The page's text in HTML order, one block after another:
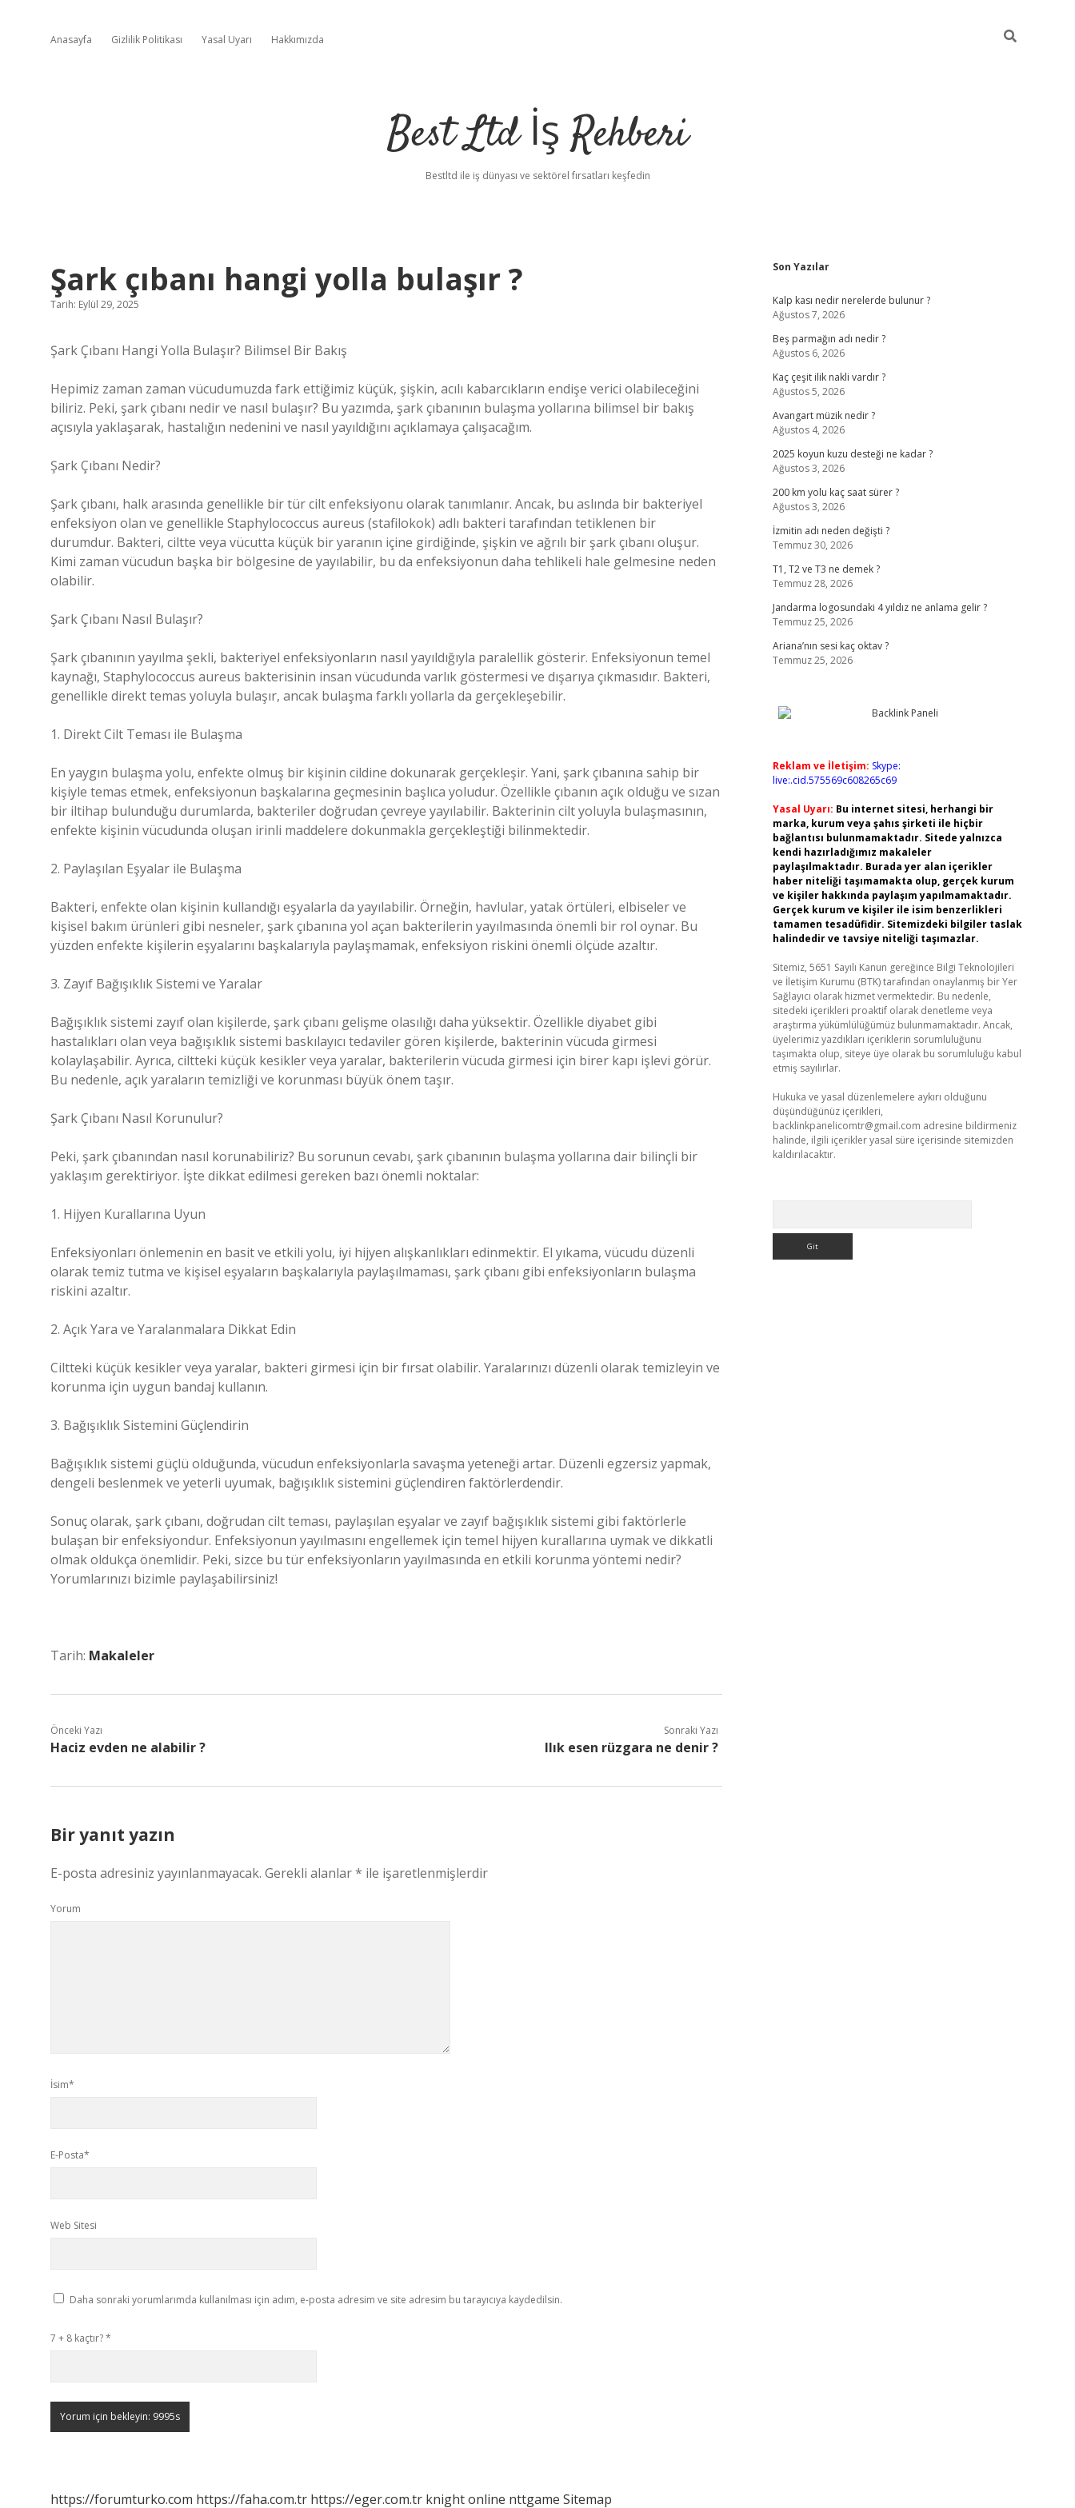
Anasayfa Gizlilik Politikası Yasal Uyarı Hakkımızda
Best Ltd İş Rehberi
Bestltd ile iş dünyası ve sektörel fırsatları keşfedin
Şark çıbanı hangi yolla bulaşır ?
Tarih: Eylül 29, 2025
Şark Çıbanı Hangi Yolla Bulaşır? Bilimsel Bir Bakış
Hepimiz zaman zaman vücudumuzda fark ettiğimiz küçük, şişkin, acılı kabarcıkların endişe verici olabileceğini
biliriz. Peki, şark çıbanı nedir ve nasıl bulaşır? Bu yazımda, şark çıbanının bulaşma yollarına bilimsel bir bakış
açısıyla yaklaşarak, hastalığın nedenini ve nasıl yayıldığını açıklamaya çalışacağım.
Şark Çıbanı Nedir?
Şark çıbanı, halk arasında genellikle bir tür cilt enfeksiyonu olarak tanımlanır. Ancak, bu aslında bir bakteriyel
enfeksiyon olan ve genellikle Staphylococcus aureus (stafilokok) adlı bakteri tarafından tetiklenen bir
durumdur. Bakteri, ciltte veya vücutta küçük bir yaranın içine girdiğinde, şişkin ve ağrılı bir şark çıbanı oluşur.
Kimi zaman vücudun başka bir bölgesine de yayılabilir, bu da enfeksiyonun daha tehlikeli hale gelmesine neden
olabilir.
Şark Çıbanı Nasıl Bulaşır?
Şark çıbanının yayılma şekli, bakteriyel enfeksiyonların nasıl yayıldığıyla paralellik gösterir. Enfeksiyonun temel
kaynağı, Staphylococcus aureus bakterisinin insan vücudunda varlık göstermesi ve dışarıya çıkmasıdır. Bakteri,
genellikle direkt temas yoluyla bulaşır, ancak bulaşma farklı yollarla da gerçekleşebilir.
1. Direkt Cilt Teması ile Bulaşma
En yaygın bulaşma yolu, enfekte olmuş bir kişinin cildine dokunarak gerçekleşir. Yani, şark çıbanına sahip bir
kişiyle temas etmek, enfeksiyonun başkalarına geçmesinin başlıca yoludur. Özellikle çıbanın açık olduğu ve sızan
bir iltihap bulunduğu durumlarda, bakteriler doğrudan çevreye yayılabilir. Bakterinin cilt yoluyla bulaşmasının,
enfekte kişinin vücudunda oluşan irinli maddelere dokunmakla gerçekleştiği bilinmektedir.
2. Paylaşılan Eşyalar ile Bulaşma
Bakteri, enfekte olan kişinin kullandığı eşyalarla da yayılabilir. Örneğin, havlular, yatak örtüleri, elbiseler ve
kişisel bakım ürünleri gibi nesneler, şark çıbanına yol açan bakterilerin yayılmasında önemli bir rol oynar. Bu
yüzden enfekte kişilerin eşyalarını başkalarıyla paylaşmamak, enfeksiyon riskini önemli ölçüde azaltır.
3. Zayıf Bağışıklık Sistemi ve Yaralar
Bağışıklık sistemi zayıf olan kişilerde, şark çıbanı gelişme olasılığı daha yüksektir. Özellikle diyabet gibi
hastalıkları olan veya bağışıklık sistemi baskılayıcı tedaviler gören kişilerde, bakterinin vücuda girmesi
kolaylaşabilir. Ayrıca, ciltteki küçük kesikler veya yaralar, bakterilerin vücuda girmesi için birer kapı işlevi görür.
Bu nedenle, açık yaraların temizliği ve korunması büyük önem taşır.
Şark Çıbanı Nasıl Korunulur?
Peki, şark çıbanından nasıl korunabiliriz? Bu sorunun cevabı, şark çıbanının bulaşma yollarına dair bilinçli bir
yaklaşım gerektiriyor. İşte dikkat edilmesi gereken bazı önemli noktalar:
1. Hijyen Kurallarına Uyun
Enfeksiyonları önlemenin en basit ve etkili yolu, iyi hijyen alışkanlıkları edinmektir. El yıkama, vücudu düzenli
olarak temiz tutma ve kişisel eşyaların başkalarıyla paylaşılmaması, şark çıbanı gibi enfeksiyonların bulaşma
riskini azaltır.
2. Açık Yara ve Yaralanmalara Dikkat Edin
Ciltteki küçük kesikler veya yaralar, bakteri girmesi için bir fırsat olabilir. Yaralarınızı düzenli olarak temizleyin ve
korunma için uygun bandaj kullanın.
3. Bağışıklık Sistemini Güçlendirin
Bağışıklık sistemi güçlü olduğunda, vücudun enfeksiyonlarla savaşma yeteneği artar. Düzenli egzersiz yapmak,
dengeli beslenmek ve yeterli uyumak, bağışıklık sistemini güçlendiren faktörlerdendir.
Sonuç olarak, şark çıbanı, doğrudan cilt teması, paylaşılan eşyalar ve zayıf bağışıklık sistemi gibi faktörlerle
bulaşan bir enfeksiyondur. Enfeksiyonun yayılmasını engellemek için temel hijyen kurallarına uymak ve dikkatli
olmak oldukça önemlidir. Peki, sizce bu tür enfeksiyonların yayılmasında en etkili korunma yöntemi nedir?
Yorumlarınızı bizimle paylaşabilirsiniz!
Tarih: Makaleler
Önceki Yazı
Haciz evden ne alabilir ?
Sonraki Yazı
Ilık esen rüzgara ne denir ?
Bir yanıt yazın
E-posta adresiniz yayınlanmayacak. Gerekli alanlar* ile işaretlenmişlerdir
Yorum
İsim*
E-Posta*
Web Sitesi
Daha sonraki yorumlarımda kullanılması için adım, e-posta adresim ve site adresim bu tarayıcıya kaydedilsin.
7 + 8 kaçtır?*
https://forumturko.com https://faha.com.tr https://eger.com.tr knight online nttgame Sitemap
Sidebar
Son Yazılar
Kalp kası nedir nerelerde bulunur ?
Ağustos 7, 2026
Beş parmağın adı nedir ?
Ağustos 6, 2026
Kaç çeşit ilik nakli vardır ?
Ağustos 5, 2026
Avangart müzik nedir ?
Ağustos 4, 2026
2025 koyun kuzu desteği ne kadar ?
Ağustos 3, 2026
200 km yolu kaç saat sürer ?
Ağustos 3, 2026
İzmitin adı neden değişti ?
Temmuz 30, 2026
T1, T2 ve T3 ne demek ?
Temmuz 28, 2026
Jandarma logosundaki 4 yıldız ne anlama gelir ?
Temmuz 25, 2026
Ariana’nın sesi kaç oktav ?
Temmuz 25, 2026
Reklam ve İletişim: Skype:
live:.cid.575569c608265c69
Yasal Uyarı: Bu internet sitesi, herhangi bir
marka, kurum veya şahıs şirketi ile hiçbir
bağlantısı bulunmamaktadır. Sitede yalnızca
kendi hazırladığımız makaleler
paylaşılmaktadır. Burada yer alan içerikler
haber niteliği taşımamakta olup, gerçek kurum
ve kişiler hakkında paylaşım yapılmamaktadır.
Gerçek kurum ve kişiler ile isim benzerlikleri
tamamen tesadüfidir. Sitemizdeki bilgiler taslak
halindedir ve tavsiye niteliği taşımazlar.
Sitemiz, 5651 Sayılı Kanun gereğince Bilgi Teknolojileri
ve İletişim Kurumu (BTK) tarafından onaylanmış bir Yer
Sağlayıcı olarak hizmet vermektedir. Bu nedenle,
sitedeki içerikleri proaktif olarak denetleme veya
araştırma yükümlülüğümüz bulunmamaktadır. Ancak,
üyelerimiz yazdıkları içeriklerin sorumluluğunu
taşımakta olup, siteye üye olarak bu sorumluluğu kabul
etmiş sayılırlar.
Hukuka ve yasal düzenlemelere aykırı olduğunu
düşündüğünüz içerikleri,
backlinkpanelicomtr@gmail.com adresine bildirmeniz
halinde, ilgili içerikler yasal süre içerisinde sitemizden
kaldırılacaktır.